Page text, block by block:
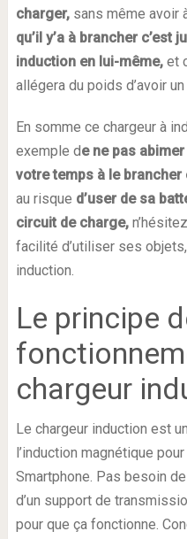
charger, sans même avoir
qu’il y’a à brancher c’est
induction en lui-même, et
allégera du poids d’avoir
En somme ce chargeur à
exemple de ne pas
votre temps à le
au risque d’user de sa
circuit de charge,
facilité d’utiliser ses
induction.
Le principe
chargeur
Le chargeur induction est
l’induction magnétique
Smartphone. Pas besoin
d’un support de
pour que ça fonctionne.